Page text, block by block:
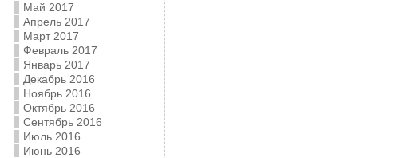
Май 2017
Апрель 2017
Март 2017
Февраль 2017
Январь 2017
Декабрь 2016
Ноябрь 2016
Октябрь 2016
Сентябрь 2016
Июль 2016
Июнь 2016